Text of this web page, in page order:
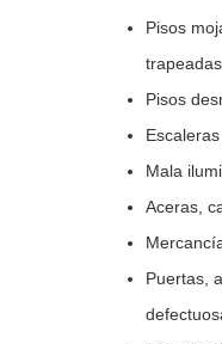
Pisos
trapeadas
Pisos
Mala
Aceras,
Puertas,